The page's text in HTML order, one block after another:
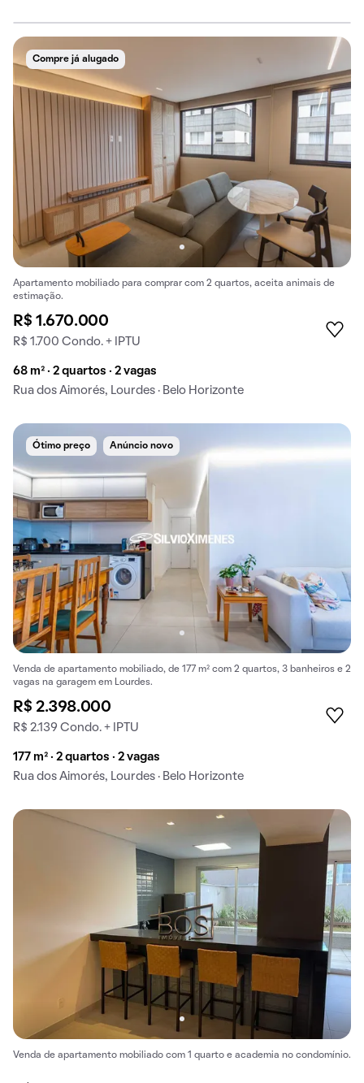
Compre já alugado
Apartamento mobiliado para comprar com 2 quartos, aceita animais de
estimação.
R$ 1.670.000
R$ 1.700 Condo. + IPTU
68 m² · 2 quartos · 2 vagas
Rua dos Aimorés, Lourdes · Belo Horizonte
Ótimo preço Anúncio novo
Venda de apartamento mobiliado, de 177 m² com 2 quartos, 3 banheiros e 2
vagas na garagem em Lourdes.
R$ 2.398.000
R$ 2.139 Condo. + IPTU
177 m² · 2 quartos · 2 vagas
Rua dos Aimorés, Lourdes · Belo Horizonte
Venda de apartamento mobiliado com 1 quarto e academia no condomínio.